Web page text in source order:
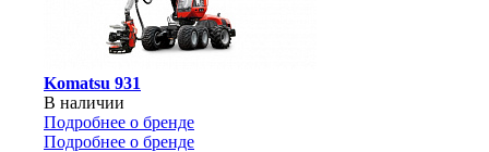
Komatsu 931
В наличии
Подробнее о бренде
Подробнее о бренде